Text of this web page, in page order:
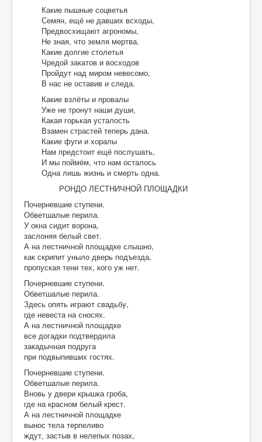
Какие пышные соцветья
Семян, ещё не давших всходы,
Предвосхищают агрономы,
Не зная, что земля мертва.
Какие долгие столетья
Чредой закатов и восходов
Пройдут над миром невесомо,
В нас не оставив и следа.
Какие взлёты и провалы
Уже не тронут наши души,
Какая горькая усталость
Взамен страстей теперь дана.
Какие фуги и хоралы
Нам предстоит ещё послушать,
И мы поймём, что нам осталось
Одна лишь жизнь и смерть одна.
РОНДО ЛЕСТНИЧНОЙ ПЛОЩАДКИ
Почерневшие ступени.
Обветшалые перила.
У окна сидит ворона,
заслоняя белый свет.
А на лестничной площадке слышно,
как скрипит уныло дверь подъезда,
пропуская тени тех, кого уж нет.
Почерневшие ступени.
Обветшалые перила.
Здесь опять играют свадьбу,
где невеста на сносях.
А на лестничной площадке
все догадки подтвердила
закадычная подруга
при подвыпивших гостях.
Почерневшие ступени.
Обветшалые перила.
Вновь у двери крышка гроба,
где на красном белый крест.
А на лестничной площадке
вынос тела терпеливо
ждут, застыв в нелепых позах,